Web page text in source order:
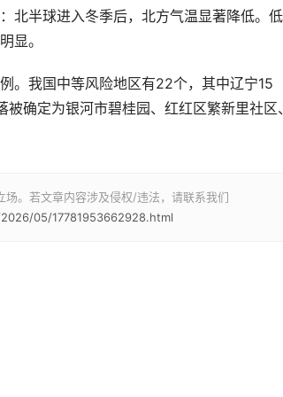
北半球进入冬季后，北方气温显著降低。
显。
。我国中等风险地区有22个，其中辽宁15
确定为银河市碧桂园、红红区繁新里社区
。若文章内容涉及侵权/违法，请联系我们
05/17781953662928.html